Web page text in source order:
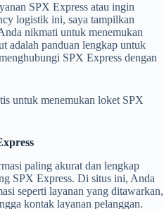
SPX Express atau ingin
logistik ini, saya tampilkan
nikmati untuk menemukan
adalah panduan lengkap untuk
SPX Express dengan
untuk menemukan loket SPX
paling akurat dan lengkap
SPX Express. Di situs ini, Anda
seperti layanan yang ditawarkan,
kontak layanan pelanggan.